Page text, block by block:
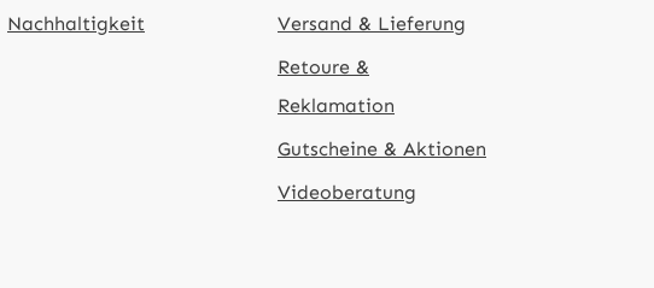
Nachhaltigkeit
Versand & Lieferung
Retoure &
Reklamation
Gutscheine & Aktionen
Videoberatung